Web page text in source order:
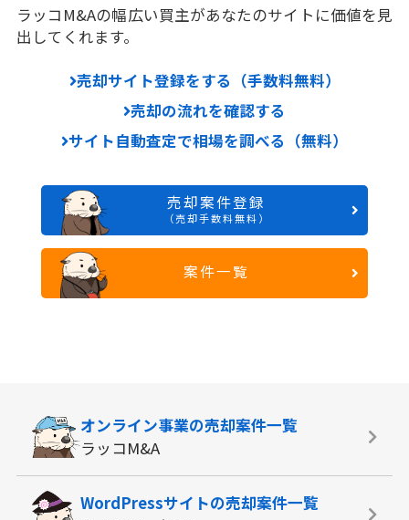
ラッコM&Aの幅広い買主があなたのサイトに価値を見
出してくれます。
売却サイト登録をする（手数料無料）
売却の流れを確認する
サイト自動査定で相場を調べる（無料）
売却案件登録
（売却手数料無料）
案件一覧
オンライン事業の売却案件一覧
ラッコM&A
WordPressサイトの売却案件一覧